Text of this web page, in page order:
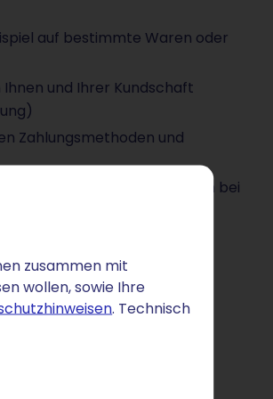
zusammen mit
wollen, sowie Ihre
. Technisch
auf bestimmte Waren oder
und Ihrer Kundschaft
Zahlungsmethoden und
des Kunden bei
soll